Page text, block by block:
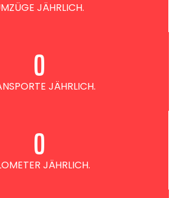
JÄHRLICH.
JÄHRLICH.
0
JÄHRLICH.
0